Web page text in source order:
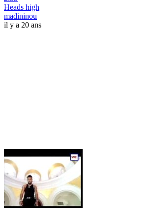
Heads high
madininou
il y a 20 ans